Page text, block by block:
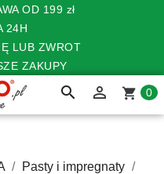
OD 199 zł
24H
LUB ZWROT
ZAKUPY
search  shopping_cart 0
Pasty i impregnaty